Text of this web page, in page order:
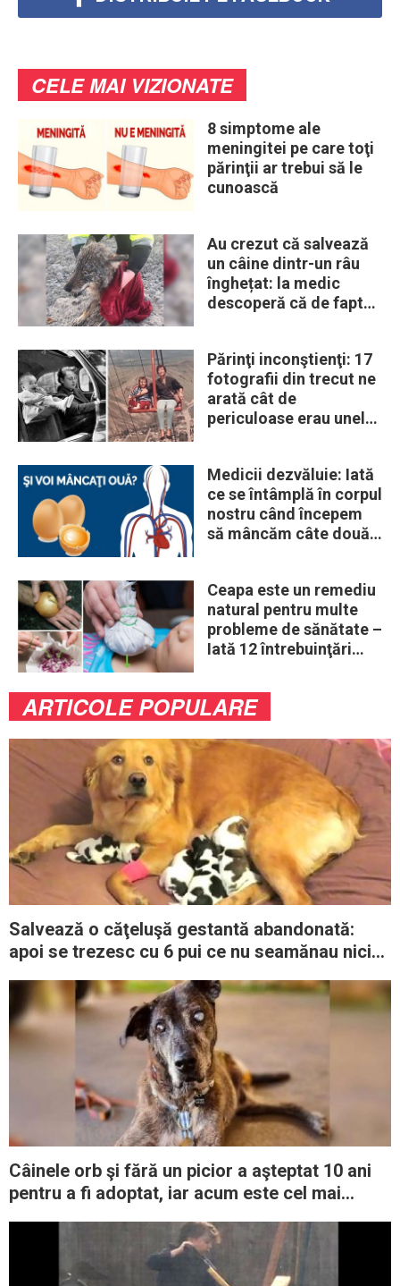
CELE MAI VIZIONATE
8 simptome ale
meningitei pe care toţi
părinţii ar trebui să le
cunoască
Au crezut că salvează
un câine dintr-un râu
înghețat: la medic
descoperă că de fapt
Părinţi inconştienţi: 17
fotografii din trecut ne
arată cât de
periculoase erau unele
Medicii dezvăluie: Iată
ce se întâmplă în corpul
nostru când începem
să mâncăm câte două
Ceapa este un remediu
natural pentru multe
probleme de sănătate –
Iată 12 întrebuinţări
ARTICOLE POPULARE
Salvează o căţeluşă gestantă abandonată:
apoi se trezesc cu 6 pui ce nu seamănau nici
Câinele orb şi fără un picior a aşteptat 10 ani
pentru a fi adoptat, iar acum este cel mai